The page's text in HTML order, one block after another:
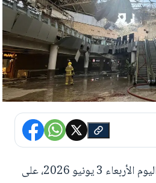
استفاقت الكويت، صباح اليوم الأربعاء 3 يونيو 2026، على